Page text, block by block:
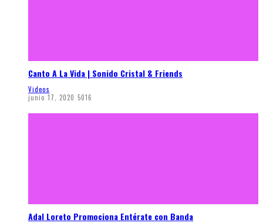
Canto A La Vida | Sonido Cristal & Friends
Videos
junio 17, 2020 5016
Adal Loreto Promociona Entérate con Banda